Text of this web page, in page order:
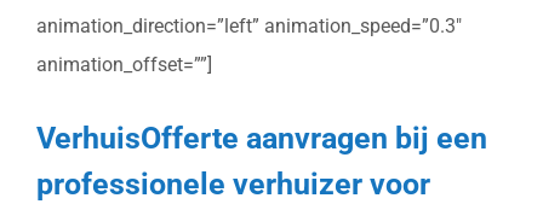
animation_direction=”left” animation_speed=”0.3″
animation_offset=””]
VerhuisOfferte aanvragen bij een
professionele verhuizer voor